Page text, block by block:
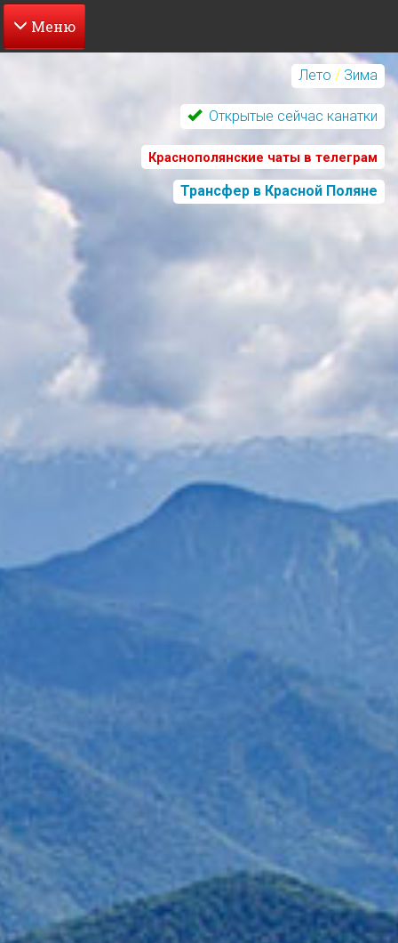
Перейти
содержанию
Лето / Зима
Открытые сейчас канатки
Краснополянские чаты в телеграм
Трансфер в Красной Поляне